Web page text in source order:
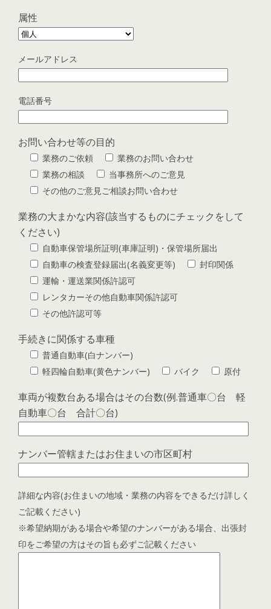
属性
メールアドレス
電話番号
お問い合わせ等の目的
業務のご依頼
業務のお問い合わせ
業務の相談
当事務所へのご意見
その他のご意見ご相談お問い合わせ
業務の大まかな内容(該当するものにチェックをして
ください)
自動車保管場所証明(車庫証明)・保管場所届出
自動車の検査登録届出(名義変更等)
封印関係
運輸・運送業関係許認可
レンタカーその他自動車関係許認可
その他許認可等
手続きに関係する車種
普通自動車(白ナンバー)
軽四輪自動車(黄色ナンバー)
バイク 原付
車両が複数台ある場合はその台数(例.普通車〇台 軽
自動車〇台 合計〇台)
ナンバー管轄またはお住まいの市区町村
詳細な内容(お住まいの地域・業務の内容をできるだけ詳しく
ご記載ください)
※希望納期がある場合や希望のナンバーがある場合、出張封
印をご希望の方はその旨も必ずご記載ください